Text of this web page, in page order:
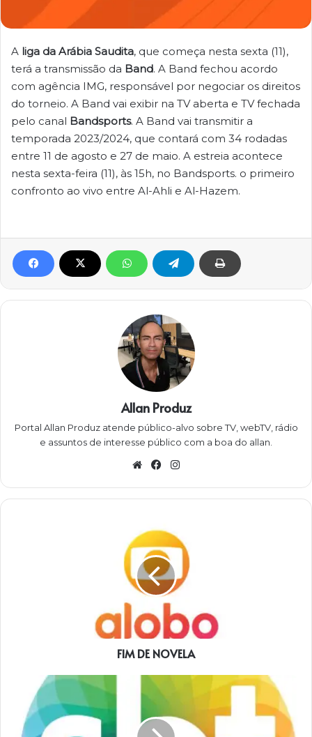
A liga da Arábia Saudita, que começa nesta sexta (11),
terá a transmissão da Band. A Band fechou acordo
com agência IMG, responsável por negociar os direitos
do torneio. A Band vai exibir na TV aberta e TV fechada
pelo canal Bandsports. A Band vai transmitir a
temporada 2023/2024, que contará com 34 rodadas
entre 11 de agosto e 27 de maio. A estreia acontece
nesta sexta-feira (11), às 15h, no Bandsports. o primeiro
confronto ao vivo entre Al-Ahli e Al-Hazem.
Allan Produz
Portal Allan Produz atende público-alvo sobre TV, webTV, rádio
e assuntos de interesse público com a boa do allan.
WebsiteFacebook
FIM DE NOVELA
SUCESSOS
INÉDITO